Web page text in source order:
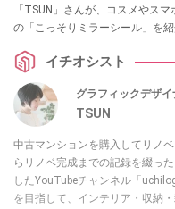
「TSUN」さんが、コスメやス
の「こっそりミラーシール」を
イチオシスト
グラフィックデザ
TSUN
中古マンションを購入してリノ
らリノベ完成までの記録を綴っ
したYouTubeチャンネル「
を目指して、インテリア・収納